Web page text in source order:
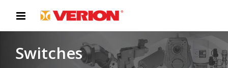
Switches